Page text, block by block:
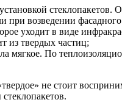
при возведении
уходит в виде
из твердых частиц;
мягкое. По
не стоит